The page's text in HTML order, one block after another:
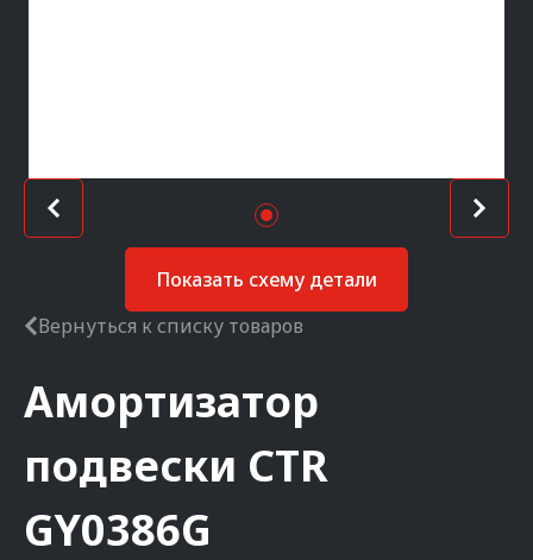
Показать схему детали
Вернуться к списку товаров
Амортизатор
подвески CTR
GY0386G